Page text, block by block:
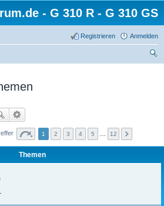
- G 310 R - G 310 GS
Anmelden
Registrieren
1 2 3 4 5 12
Themen